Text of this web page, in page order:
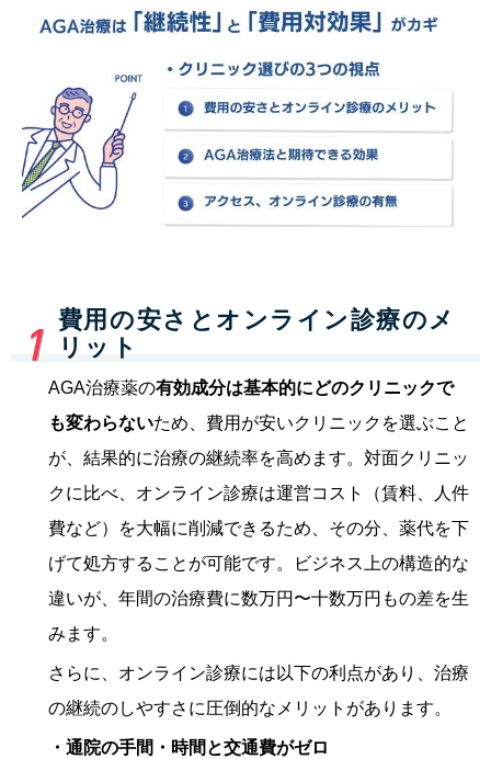
費用の安さとオンライン診療のメ
リット
AGA治療薬の有効成分は基本的にどのクリニックで
も変わらないため、費用が安いクリニックを選ぶこと
が、結果的に治療の継続率を高めます。 対面クリニッ
クに比べ、オンライン診療は運営コスト（賃料、人件
費など）を大幅に削減できるため、その分、薬代を下
げて処方することが可能です。ビジネス上の構造的な
違いが、年間の治療費に数万円〜十数万円もの差を生
みます。
さらに、オンライン診療には以下の利点があり、治療
の継続のしやすさに圧倒的なメリットがあります。
・通院の手間・時間と交通費がゼロ